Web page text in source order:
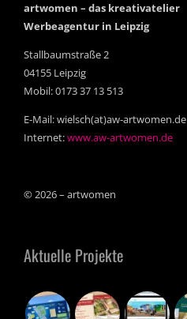
artwomen – das kreativatelier
Werbeagentur in Leipzig
Stallbaumstraße 2
04155 Leipzig
Mobil: 0173 37 13 513
E-Mail: wielsch(at)aw-artwomen.de
Internet:www.aw-artwomen.de
© 2026 – artwomen
Aktuelle Projekte